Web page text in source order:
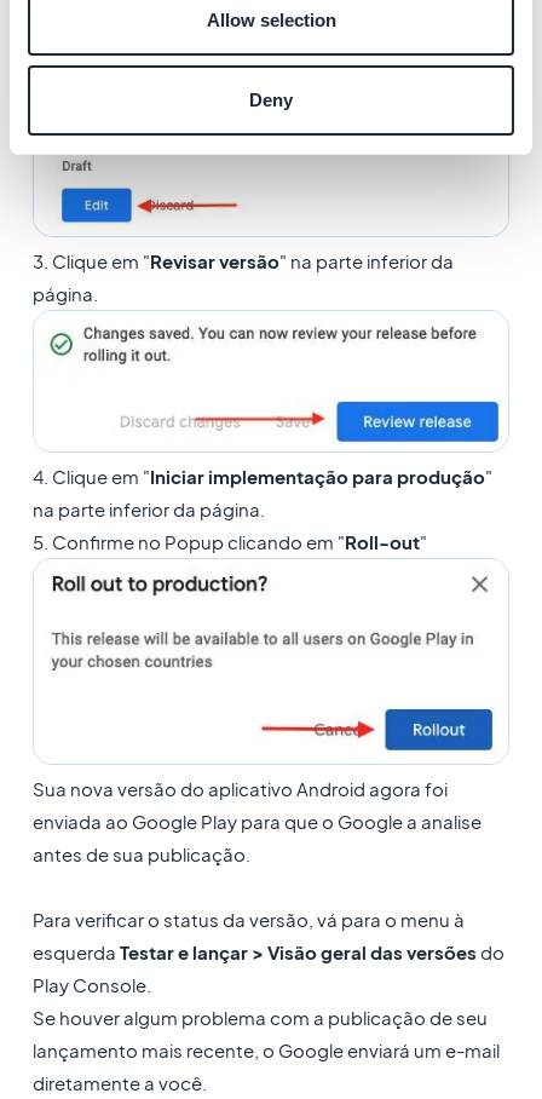
Allow selection
Deny
3. Clique em "Revisar versão" na parte inferior da
página.
4. Clique em "Iniciar implementação para produção"
na parte inferior da página.
5. Confirme no Popup clicando em "Roll-out"
Sua nova versão do aplicativo Android agora foi
enviada ao Google Play para que o Google a analise
antes de sua publicação.
Para verificar o status da versão, vá para o menu à
esquerda Testar e lançar > Visão geral das versões do
Play Console.
Se houver algum problema com a publicação de seu
lançamento mais recente, o Google enviará um e-mail
diretamente a você.